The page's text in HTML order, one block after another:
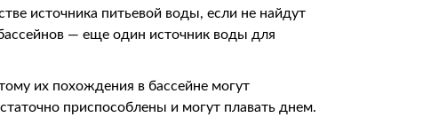
источника питьевой воды, если не найдут
— еще один источник воды для
их похождения в бассейне могут
приспособлены и могут плавать днем.